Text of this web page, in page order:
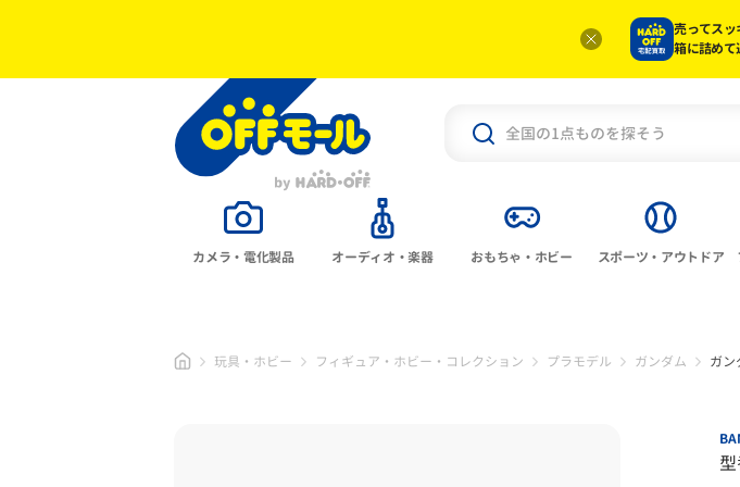
売ってスッ
箱に詰めて
カメラ・電化製品 オーディオ・楽器 おもちゃ・ホビー スポーツ・アウトドア
玩具・ホビー フィギュア・ホビー・コレクション プラモデル ガンダム ガン